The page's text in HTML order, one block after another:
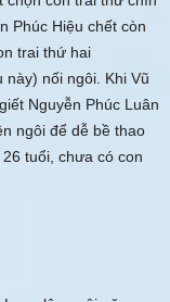
Phúc Hiệu chết còn
trai thứ hai
này) nối ngôi. Khi Vũ
Nguyễn Phúc Luân
ngôi để dễ bề thao
tuổi, chưa có con